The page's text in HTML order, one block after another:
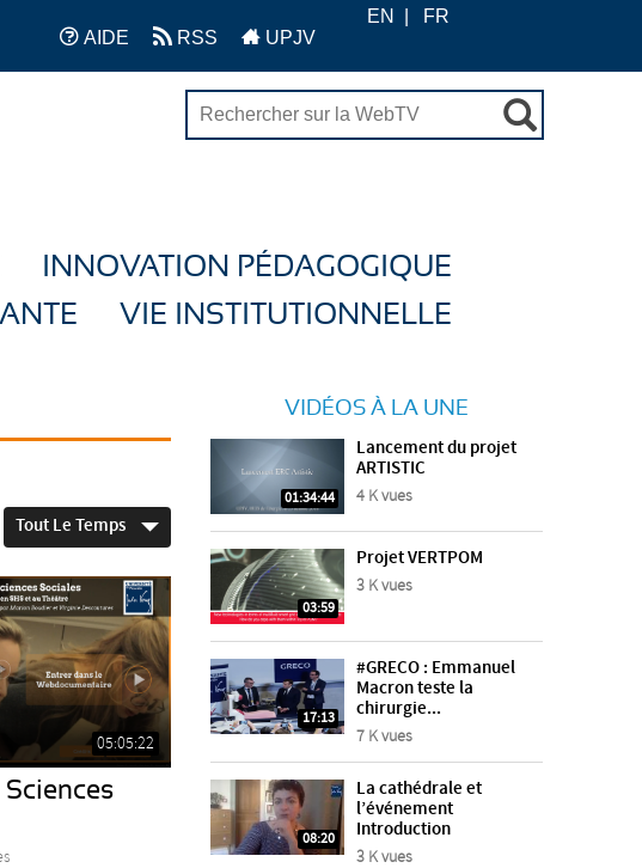
AIDE RSS UPJV
EN FR
INNOVATION PÉDAGOGIQUE
VIE INSTITUTIONNELLE
Tout Le Temps
05:05:22
Sciences
VIDÉOS À LA UNE
01:34:44
Lancement du projet
ARTISTIC
4 K vues
03:59
Projet VERTPOM
3 K vues
17:13
#GRECO : Emmanuel
Macron teste la
chirurgie...
7 K vues
08:20
La cathédrale et
l’événement
Introduction
3 K vues